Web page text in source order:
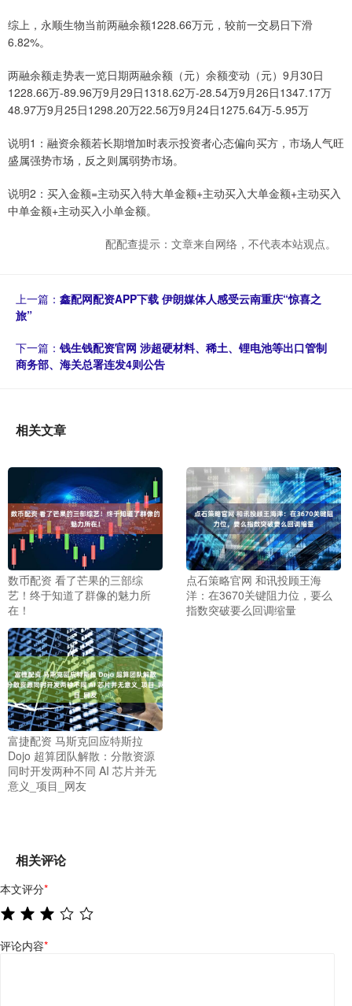
综上，永顺生物当前两融余额1228.66万元，较前一交易日下滑
6.82%。
两融余额走势表一览日期两融余额（元）余额变动（元）9月30日
1228.66万-89.96万9月29日1318.62万-28.54万9月26日1347.17万
48.97万9月25日1298.20万22.56万9月24日1275.64万-5.95万
说明1：融资余额若长期增加时表示投资者心态偏向买方，市场人气旺
盛属强势市场，反之则属弱势市场。
说明2：买入金额=主动买入特大单金额+主动买入大单金额+主动买入
中单金额+主动买入小单金额。
配配查提示：文章来自网络，不代表本站观点。
上一篇： 鑫配网配资APP下载 伊朗媒体人感受云南重庆“惊喜之
旅”
下一篇： 钱生钱配资官网 涉超硬材料、稀土、锂电池等出口管制
商务部、海关总署连发4则公告
相关文章
数币配资 看了芒果的三部综
艺！终于知道了群像的魅力所
在！
点石策略官网 和讯投顾王海
洋：在3670关键阻力位，要么
指数突破要么回调缩量
富捷配资 马斯克回应特斯拉
Dojo 超算团队解散：分散资源
同时开发两种不同 AI 芯片并无
意义_项目_网友
相关评论
本文评分*
评论内容*